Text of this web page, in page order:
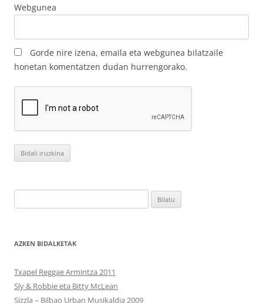
Webgunea
Gorde nire izena, emaila eta webgunea bilatzaile
honetan komentatzen dudan hurrengorako.
AZKEN BIDALKETAK
Txapel Reggae Armintza 2011
Sly & Robbie eta Bitty McLean
Sizzla – Bilbao Urban Musikaldia 2009